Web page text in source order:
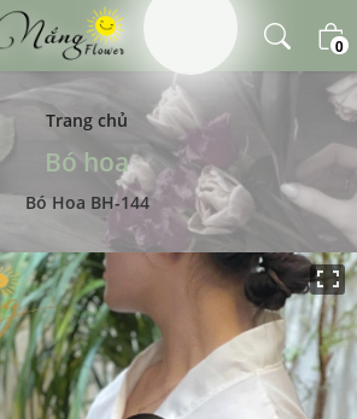
0
Trang chủ
Bó hoa
Bó Hoa BH-144